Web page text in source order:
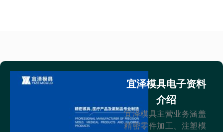
宜泽模具电子资料
介绍
宜泽模具主营业务涵盖
精密零件加工、注塑模